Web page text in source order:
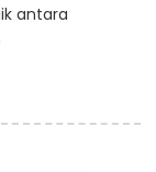
antara